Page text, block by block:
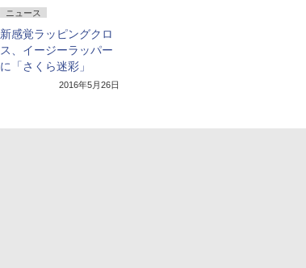
ニュース
新感覚ラッピングクロ
ス、イージーラッパー
に「さくら迷彩」
2016年5月26日